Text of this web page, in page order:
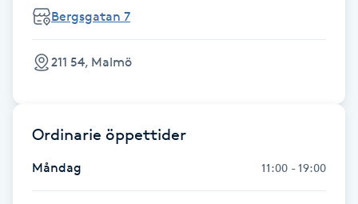
Funktionsanalys
Föning
Bergsgatan 7
211 54, Malmö
Ordinarie öppettider
Måndag 11:00 - 19:00